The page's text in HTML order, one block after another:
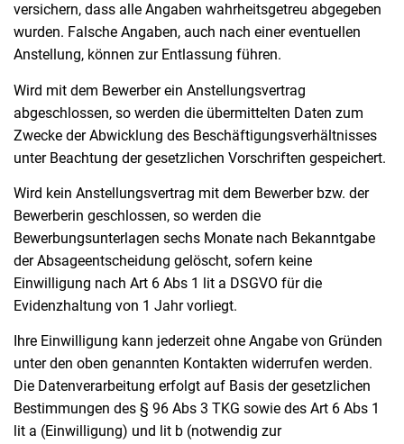
versichern, dass alle Angaben wahrheitsgetreu abgegeben
wurden. Falsche Angaben, auch nach einer eventuellen
Anstellung, können zur Entlassung führen.
Wird mit dem Bewerber ein Anstellungsvertrag
abgeschlossen, so werden die übermittelten Daten zum
Zwecke der Abwicklung des Beschäftigungsverhältnisses
unter Beachtung der gesetzlichen Vorschriften gespeichert.
Wird kein Anstellungsvertrag mit dem Bewerber bzw. der
Bewerberin geschlossen, so werden die
Bewerbungsunterlagen sechs Monate nach Bekanntgabe
der Absageentscheidung gelöscht, sofern keine
Einwilligung nach Art 6 Abs 1 lit a DSGVO für die
Evidenzhaltung von 1 Jahr vorliegt.
Ihre Einwilligung kann jederzeit ohne Angabe von Gründen
unter den oben genannten Kontakten widerrufen werden.
Die Datenverarbeitung erfolgt auf Basis der gesetzlichen
Bestimmungen des § 96 Abs 3 TKG sowie des Art 6 Abs 1
lit a (Einwilligung) und lit b (notwendig zur